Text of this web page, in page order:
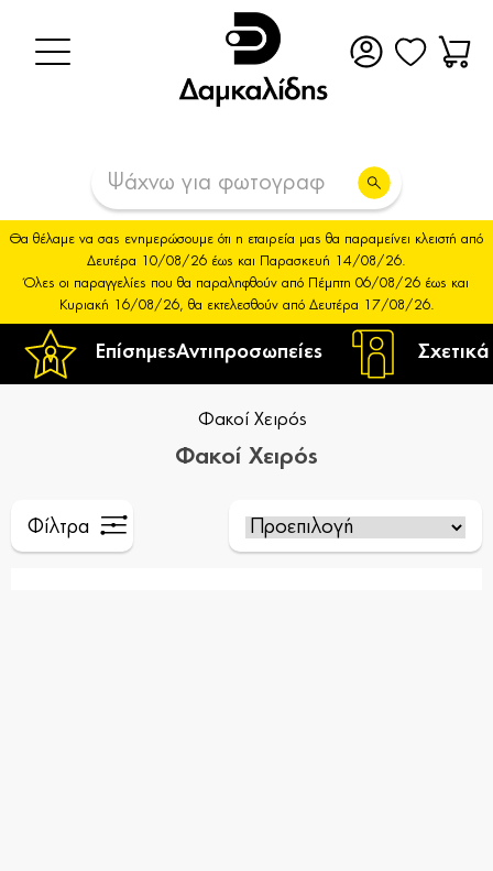
ΕπίσημεςΑντιπροσωπείες
Θα θέλαμε να σας ενημερώσουμε ότι η εταιρεία μας θα παραμείνει κλειστή από
Δευτέρα 10/08/26 έως και Παρασκευή 14/08/26.
Όλες οι παραγγελίες που θα παραληφθούν από Πέμπτη 06/08/26 έως και
Κυριακή 16/08/26, θα εκτελεσθούν από Δευτέρα 17/08/26.
Φακοί Χειρός
Φακοί Χειρός
Φίλτρα